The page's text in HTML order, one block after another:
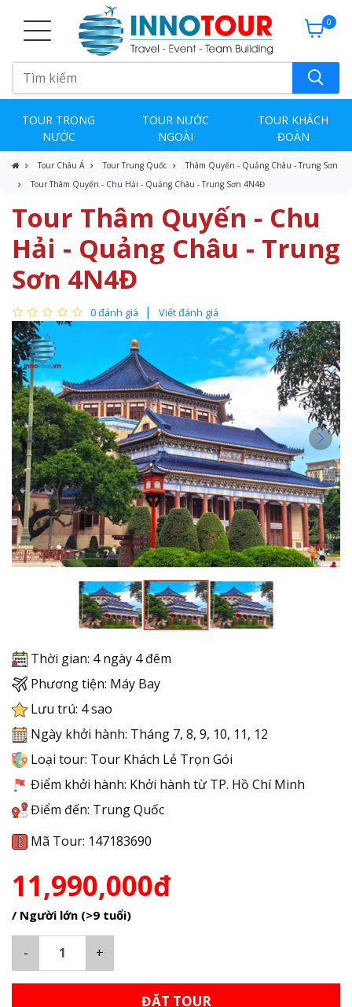
0
TOUR TRONG
NƯỚC
TOUR NƯỚC
NGOÀI
TOUR KHÁCH
ĐOÀN
Tour Châu Á Tour Trung Quốc
Thâm Quyến - Quảng Châu - Trung Sơn
Tour Thâm Quyến - Chu Hải - Quảng Châu - Trung Sơn 4N4Đ
Tour Thâm Quyến - Chu
Hải - Quảng Châu - Trung
Sơn 4N4Đ
0 đánh giá Viết đánh giá
Thời gian: 4 ngày 4 đêm
Phương tiện: Máy Bay
Lưu trú: 4 sao
Ngày khởi hành: Tháng 7, 8, 9, 10, 11, 12
Loại tour: Tour Khách Lẻ Trọn Gói
Điểm khởi hành: Khởi hành từ TP. Hồ Chí Minh
Điểm đến: Trung Quốc
Mã Tour: 147183690
11,990,000đ
/ Người lớn (>9 tuổi)
- +
ĐẶT TOUR